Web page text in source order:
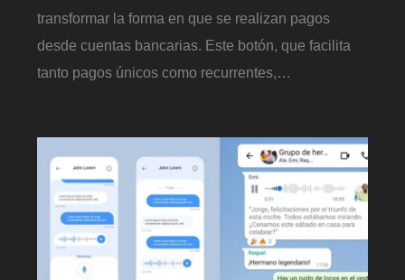
transformar la forma en que se realizan pagos
desde cuentas bancarias. Este botón, que facilita
tanto pagos únicos como recurrentes,…